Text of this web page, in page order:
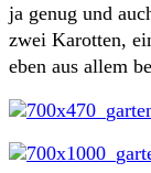
ja genug und
zwei Karotten,
eben aus allem